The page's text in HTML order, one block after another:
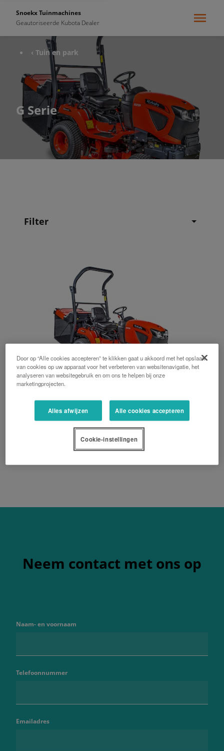
Snoekx Tuinmachines
Geautoriseerde Kubota Dealer
‹ Tuin en park
G Serie
Filter
G serie
Neem contact met ons op
Naam- en voornaam
Telefoonnummer
Emailadres
Door op “Alle cookies accepteren” te klikken gaat u akkoord met het opslaan
van cookies op uw apparaat voor het verbeteren van websitenavigatie, het
analyseren van websitegebruik en om ons te helpen bij onze
marketingprojecten.
Alles afwijzen Alle cookies accepteren
Cookie-instellingen